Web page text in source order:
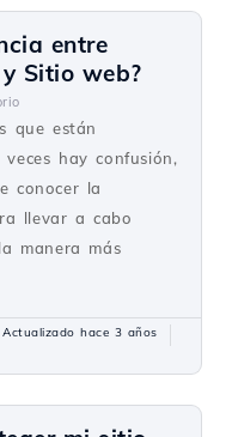
entre
Sitio web?
que están
hay confusión,
conocer la
llevar a cabo
manera más
Actualizado hace 3 años